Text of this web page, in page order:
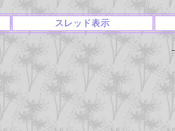
スレッド表示
-